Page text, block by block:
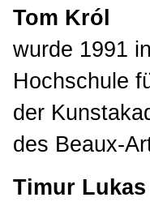
Tom Król
wurde 1991
Hochschule
der
des Beaux-
Timur Lukas